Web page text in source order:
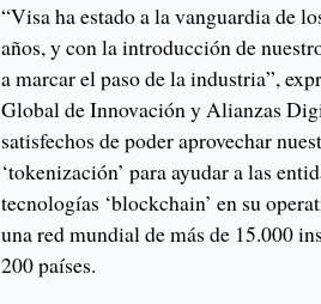
“Visa ha estado a la vanguardia de
años, y con la introducción de
a marcar el paso de la industria”,
Global de Innovación y Alianzas
satisfechos de poder aprovechar
‘tokenización’ para ayudar a las
tecnologías ‘blockchain’ en su
una red mundial de más de 15.000
200 países.